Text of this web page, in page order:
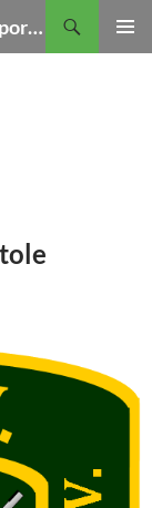
BSV Rheinhausen-Bergheim – 100% Sportschießen